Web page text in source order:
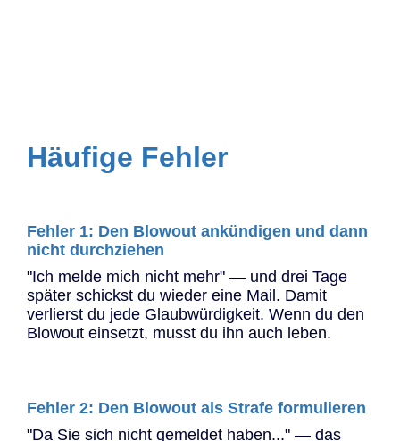
Häufige Fehler
Fehler 1: Den Blowout ankündigen und dann
nicht durchziehen
"Ich melde mich nicht mehr" — und drei Tage
später schickst du wieder eine Mail. Damit
verlierst du jede Glaubwürdigkeit. Wenn du den
Blowout einsetzt, musst du ihn auch leben.
Fehler 2: Den Blowout als Strafe formulieren
"Da Sie sich nicht gemeldet haben..." — das